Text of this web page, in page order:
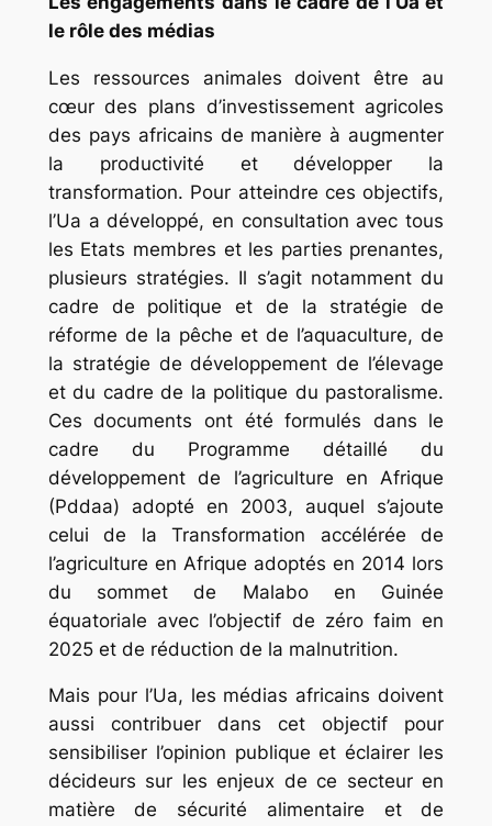
le rôle des médias
Les ressources animales doivent être au
cœur des plans d’investissement agricoles
des pays africains de manière à augmenter
la productivité et développer la
transformation. Pour atteindre ces objectifs,
l’Ua a développé, en consultation avec tous
les Etats membres et les parties prenantes,
plusieurs stratégies. Il s’agit notamment du
cadre de politique et de la stratégie de
réforme de la pêche et de l’aquaculture, de
la stratégie de développement de l’élevage
et du cadre de la politique du pastoralisme.
Ces documents ont été formulés dans le
cadre du Programme détaillé du
développement de l’agriculture en Afrique
(Pddaa) adopté en 2003, auquel s’ajoute
celui de la Transformation accélérée de
l’agriculture en Afrique adoptés en 2014 lors
du sommet de Malabo en Guinée
équatoriale avec l’objectif de zéro faim en
2025 et de réduction de la malnutrition.
Mais pour l’Ua, les médias africains doivent
aussi contribuer dans cet objectif pour
sensibiliser l’opinion publique et éclairer les
décideurs sur les enjeux de ce secteur en
matière de sécurité alimentaire et de